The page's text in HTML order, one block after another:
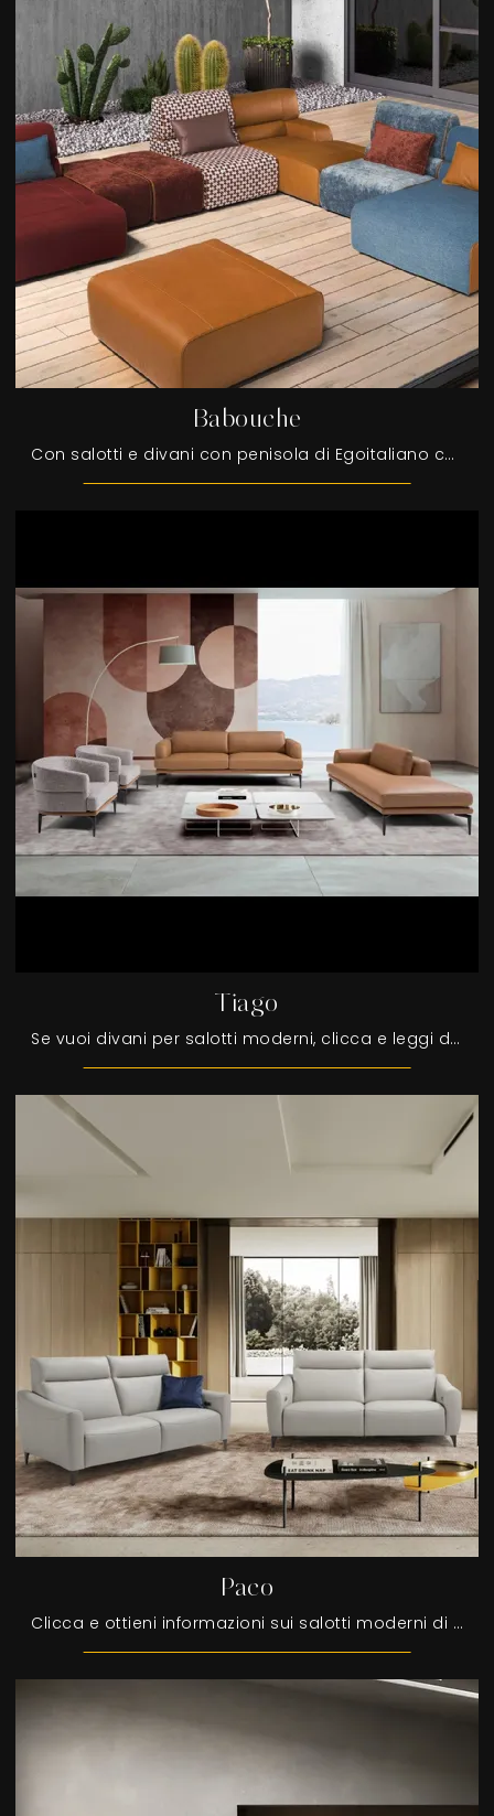
Babouche
Con salotti e divani con penisola di Egoitaliano come il modello Babouche in tessuto, potrai ultimare il tuo concept d'arredo.
Tiago
Se vuoi divani per salotti moderni, clicca e leggi di più sul modello Tiago in pelle dell'azienda Egoitaliano.
Paco
Clicca e ottieni informazioni sui salotti moderni di Egoitaliano! Molteplici modelli di divani, come Paco, ti aspettano.